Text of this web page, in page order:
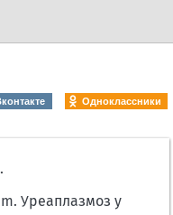
Одноклассники
.
Уреаплазмоз у